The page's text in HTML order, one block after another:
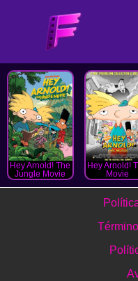
Hey Arnold! The
Jungle Movie
Hey Arnold!
Movie